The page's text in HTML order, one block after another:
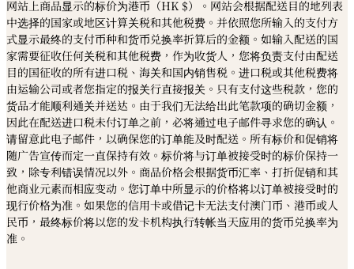
网站上商品显示的标价为港币（HK $）。网站会根据配送目的地列表
中选择的国家或地区计算关税和其他税费。并依照您所输入的支付方
式显示最终的支付币种和货币兑换率折算后的金额。如输入配送的国
家需要征收任何关税和其他税费，作为收货人，您将负责支付由配送
目的国征收的所有进口税、海关和国内销售税。进口税或其他税费将
由运输公司或者您指定的报关行直接报关。只有支付这些税款，您的
货品才能顺利通关并送达。由于我们无法给出此笔款项的确切金额，
因此在配送进口税未付订单之前，必将通过电子邮件寻求您的确认。
请留意此电子邮件，以确保您的订单能及时配送。所有标价和促销将
随广告宣传而定一直保持有效。标价将与订单被接受时的标价保持一
致，除专利错误情况以外。商品价格会根据货币汇率、打折促销和其
他商业元素而相应变动。您订单中所显示的价格将以订单被接受时的
现行价格为准。如果您的信用卡或借记卡无法支付澳门币、港币或人
民币，最终标价将以您的发卡机构执行转帐当天应用的货币兑换率为
准。